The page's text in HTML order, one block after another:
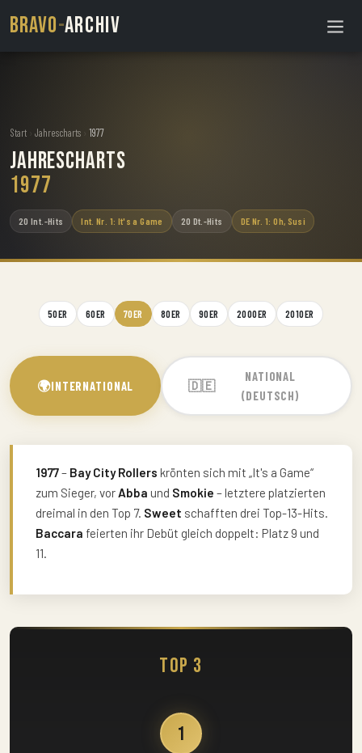
BRAVO-ARCHIV
Start Jahrescharts 1977
Jahrescharts
1977
20 Int.-Hits Int. Nr. 1: It's a Game 20 Dt.-Hits DE Nr. 1: Oh, Susi
50ER 60ER 70ER 80ER 90ER 2000ER 2010ER
🌍INTERNATIONAL 🇩🇪
NATIONAL
(DEUTSCH)
1977– Bay City Rollers krönten sich mit „It's a Game“
zum Sieger, vorAbba und Smokie – letztere platzierten
dreimal in den Top 7. Sweet schafften drei Top-13-Hits.
Baccara feierten ihr Debüt gleich doppelt: Platz 9 und
11.
Top 3
1